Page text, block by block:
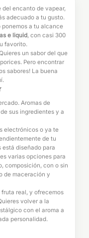
del encanto de vapear,
adecuado a tu gusto.
ponemos a tu alcance
e liquid, con casi 300
favorito.
un sabor del que
Pero encontrar
sabores! La buena
Aromas de
sus ingredientes y a
electrónicos o ya te
de tu
está diseñado para
varias opciones para
composición, con o sin
de maceración y
real, y ofrecemos
volver a la
con el aroma a
personalidad.